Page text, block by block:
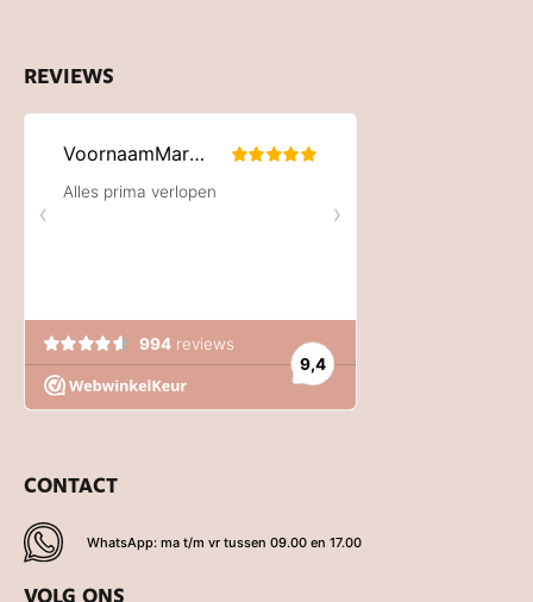
REVIEWS
CONTACT
WhatsApp: ma t/m vr tussen 09.00 en 17.00